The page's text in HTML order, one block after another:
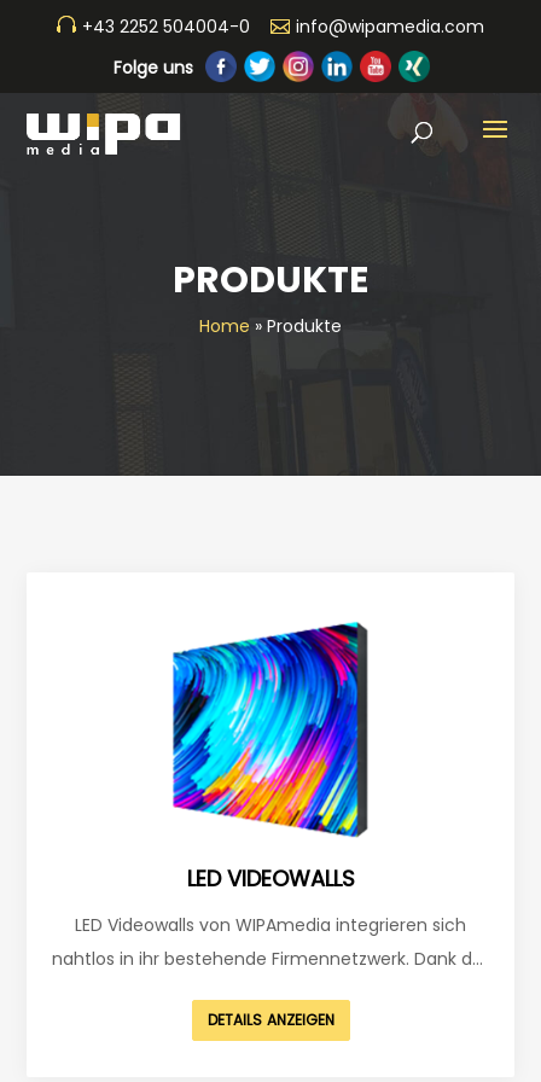
+43 2252 504004-0
info@wipamedia.com
Folge uns
PRODUKTE
Home » Produkte
LED VIDEOWALLS
LED Videowalls von WIPAmedia integrieren sich
nahtlos in ihr bestehende Firmennetzwerk. Dank der
Videowalls eine Vielzahl an Vorteilen gegenüber
DETAILS ANZEIGEN